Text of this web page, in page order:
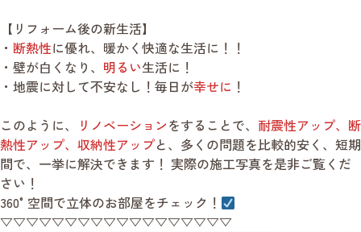
【リフォーム後の新生活】
・ 断熱性に優れ、暖かく快適な生活に！！
・壁が白くなり、 明る い生活に！
・地震に対して不安なし！毎日が幸せに ！
このように、
リノベーションをすることで、 耐震性アップ、断
熱性アップ、収納性アップと、多くの問題を比較的安く、短期
間で、一挙に解決できます！ 実際の施工写真を是非ご覧くだ
さい！
360°空間で立体のお部屋をチェック！
▽▽▽▽▽▽▽▽▽▽▽▽▽▽▽▽▽▽